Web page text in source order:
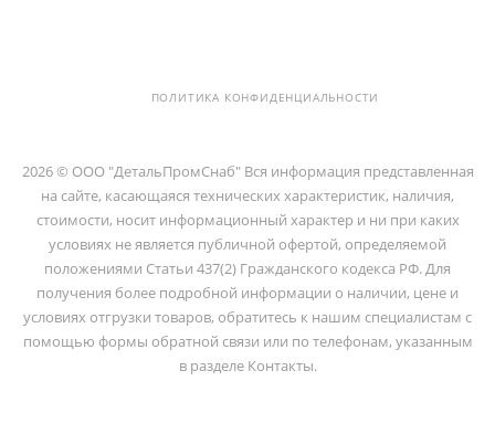
ПОЛИТИКА КОНФИДЕНЦИАЛЬНОСТИ
2026 © ООО "ДетальПромСнаб" Вся информация представленная
на сайте, касающаяся технических характеристик, наличия,
стоимости, носит информационный характер и ни при каких
условиях не является публичной офертой, определяемой
положениями Статьи 437(2) Гражданского кодекса РФ. Для
получения более подробной информации о наличии, цене и
условиях отгрузки товаров, обратитесь к нашим специалистам с
помощью формы обратной связи или по телефонам, указанным
в разделе Контакты.